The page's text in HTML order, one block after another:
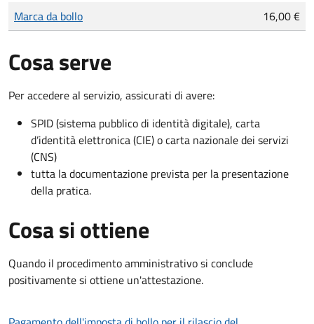
Tipo di pagamento
Importo
Marca da bollo 16,00 €
Cosa serve
Per accedere al servizio, assicurati di avere:
SPID (sistema pubblico di identità digitale), carta
d’identità elettronica (CIE) o carta nazionale dei servizi
(CNS)
tutta la documentazione prevista per la presentazione
della pratica.
Cosa si ottiene
Quando il procedimento amministrativo si conclude
positivamente si ottiene un'attestazione.